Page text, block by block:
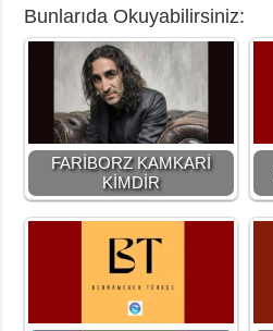
Bunlarıda Okuyabilirsiniz:
FARİBORZ KAMKARİ
KİMDİR